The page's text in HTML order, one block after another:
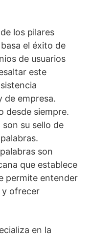
los pilares
el éxito de
de usuarios
este
de empresa.
desde siempre.
su sello de
son
que establece
permite entender
y ofrecer
en la